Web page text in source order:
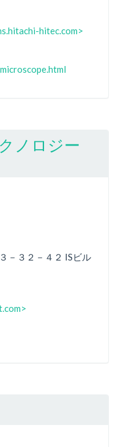
hitec.com>
ノロジー
－３２－４２ ISビル